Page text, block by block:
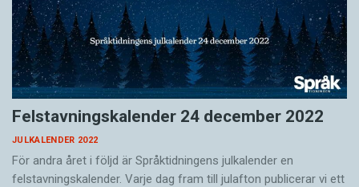
Felstavningskalender 24 december 2022
JULKALENDER 2022
För andra året i följd är Språktidningens julkalender en
felstavningskalender. Varje dag fram till julafton publicerar vi ett